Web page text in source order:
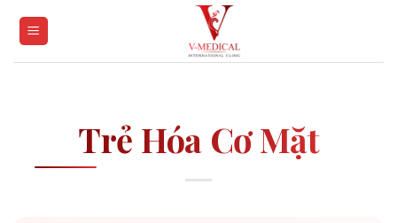
Trẻ Hóa Cơ Mặt